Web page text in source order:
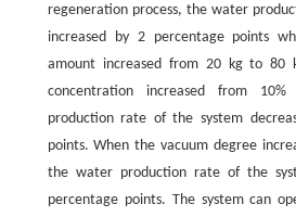
regeneration process, the water
increased by 2 percentage points
amount increased from 20 kg to 80
concentration increased from
production rate of the system
points. When the vacuum degree
the water production rate of the
percentage points. The system can